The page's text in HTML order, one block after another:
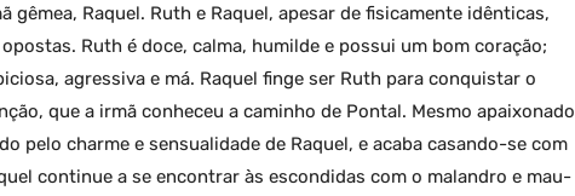
gêmea, Raquel. Ruth e Raquel, apesar de fisicamente idênticas,
Ruth é doce, calma, humilde e possui um bom coração;
agressiva e má. Raquel finge ser Ruth para conquistar o
que a irmã conheceu a caminho de Pontal. Mesmo apaixonado
pelo charme e sensualidade de Raquel, e acaba casando-se com
continue a se encontrar às escondidas com o malandro e mau-